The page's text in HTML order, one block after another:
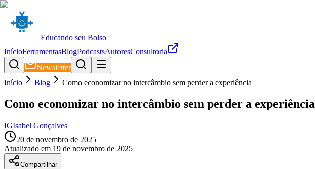
Educando seu Bolso
InícioFerramentasBlogPodcastsAutoresConsultoria
Newsletter
Início
Blog Como economizar no intercâmbio sem perder a experiência
Como economizar no intercâmbio sem perder a experiência
IGIsabel Gonçalves
20 de novembro de 2025
Atualizado em 19 de novembro de 2025
Compartilhar